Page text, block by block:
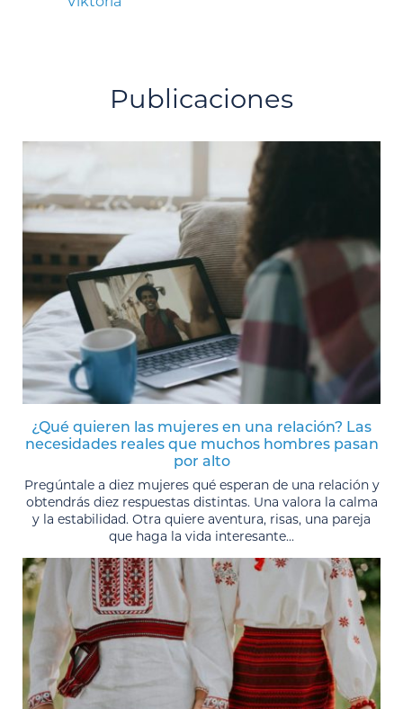
Publicaciones
¿Qué quieren las mujeres en una relación? Las
necesidades reales que muchos hombres pasan
por alto
Pregúntale a diez mujeres qué esperan de una relación y
obtendrás diez respuestas distintas. Una valora la calma
y la estabilidad. Otra quiere aventura, risas, una pareja
que haga la vida interesante...